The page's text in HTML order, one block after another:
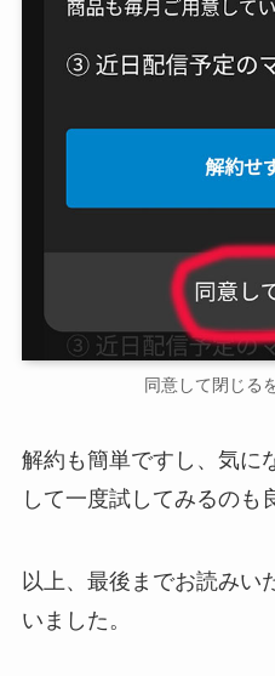
同意して閉じる
解約も簡単ですし、気に
して一度試してみるのも
以上、最後までお読みい
いました。